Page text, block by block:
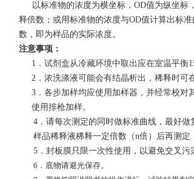
以标准物的浓度为横坐标， OD值为纵坐标
释倍数；或用标准物的浓度与OD值计算出标
数，即为样品的实际浓度。
注意事项 ：
1．试剂盒从冷藏环境中取出应在室温平衡
2．浓洗涤液可能会有结晶析出，稀释时可
3．各步加样均应使用加样器，并经常校对
使用排枪加样。
4． 请每次测定的同时做标准曲线，最好
样品稀释液稀释一定倍数（n倍）后再测定
5． 封板膜只限一次性使用，以避免交叉污
6．底物请避光保存。